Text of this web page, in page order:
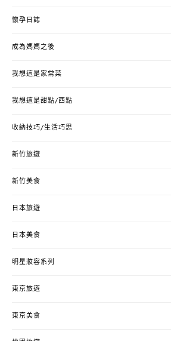
懷孕日誌
成為媽媽之後
我想這是家常菜
我想這是甜點/西點
收納技巧/生活巧思
新竹旅遊
新竹美食
日本旅遊
日本美食
明星妝容系列
東京旅遊
東京美食